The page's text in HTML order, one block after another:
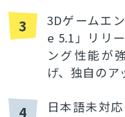
3
3Dゲームエ
e 5.1」リリ
ング性能が
げ、独自のア
4
日本語未対